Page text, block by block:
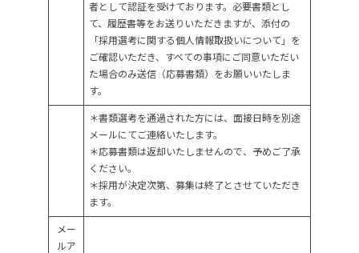
者として認証を受けております。必要書類とし
て、履歴書等をお送りいただきますが、添付の
「採用選考に関する個人情報取扱いについて」を
ご確認いただき、すべての事項にご同意いただい
た場合のみ送信（応募書類）をお願いいたしま
す。
＊書類選考を通過された方には、面接日時を別途
メールにてご連絡いたします。
＊応募書類は返却いたしませんので、予めご了承
ください。
＊採用が決定次第、募集は終了とさせていただき
ます。
メー
ルア